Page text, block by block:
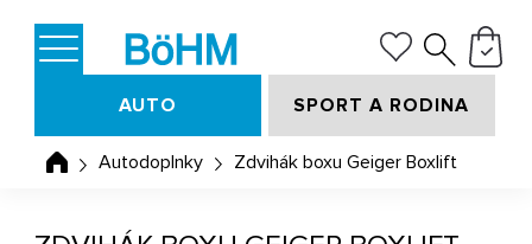
AUTO SPORT A RODINA
Autodoplnky Zdvihák boxu Geiger Boxlift